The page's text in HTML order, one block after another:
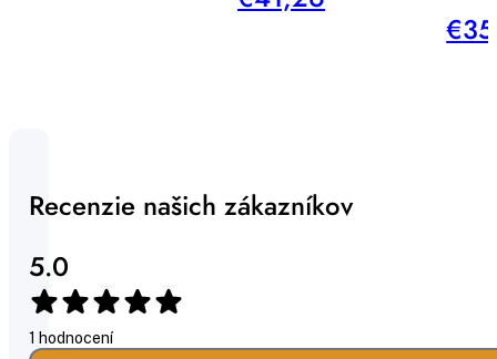
Recenzie našich zákazníkov
5.0
1 hodnocení